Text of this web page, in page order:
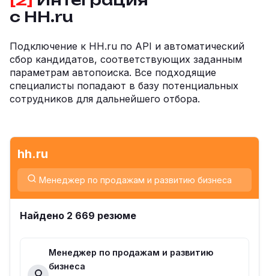
с HH.ru
Подключение к HH.ru по API и автоматический
сбор кандидатов, соответствующих заданным
параметрам автопоиска. Все подходящие
специалисты попадают в базу потенциальных
сотрудников для дальнейшего отбора.
hh.ru
Менеджер по продажам и развитию бизнеса
Найдено 2 669 резюме
Менеджер по продажам и развитию
бизнеса